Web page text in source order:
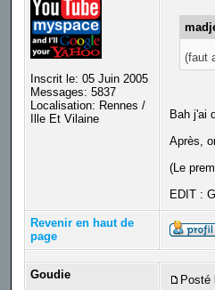
Inscrit le: 05 Juin 2005
Messages: 5837
Localisation: Rennes /
Ille Et Vilaine
(faut
Bah j'ai
Après,
(Le
EDIT :
Revenir en haut de
page
Goudie Posté